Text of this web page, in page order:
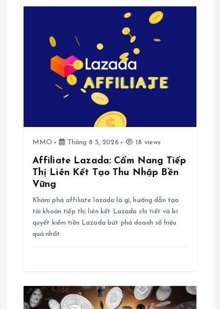
MMO Tháng 8 5, 2026 18 views
Affiliate Lazada: Cẩm Nang Tiếp
Thị Liên Kết Tạo Thu Nhập Bền
Vững
Khám phá affiliate lazada là gì, hướng dẫn tạo
tài khoản tiếp thị liên kết Lazada chi tiết và bí
quyết kiếm tiền Lazada bứt phá doanh số hiệu
quả nhất.